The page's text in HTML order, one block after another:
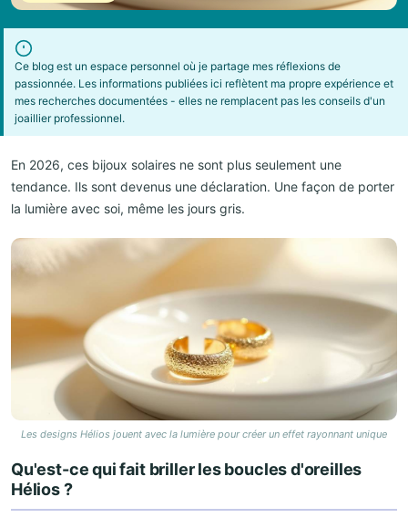
Ce blog est un espace personnel où je partage mes réflexions de
passionnée. Les informations publiées ici reflètent ma propre expérience et
mes recherches documentées - elles ne remplacent pas les conseils d'un
joaillier professionnel.
En 2026, ces bijoux solaires ne sont plus seulement une
tendance. Ils sont devenus une déclaration. Une façon de porter
la lumière avec soi, même les jours gris.
Les designs Hélios jouent avec la lumière pour créer un effet rayonnant unique
Qu'est-ce qui fait briller les boucles d'oreilles
Hélios ?